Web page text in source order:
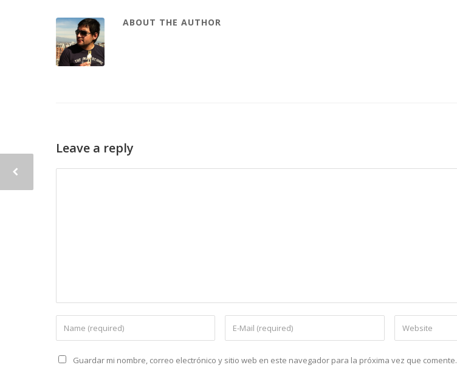
ABOUT THE AUTHOR
Leave a reply
Guardar mi nombre, correo electrónico y sitio web en este navegador para la próxima vez que comente.